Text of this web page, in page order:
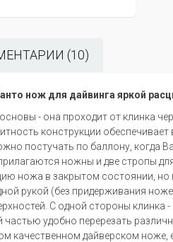
(10)
нож для дайвинга яркой
- она проходит от клинка
конструкции
постучать по баллону, когда
ножны и две стропы
ножа в закрытом состоянии, но
рукой (без придерживания
С одной стороны
частью удобно перерезать
качественном дайверском ноже,